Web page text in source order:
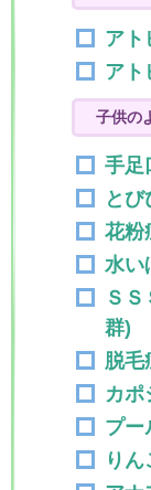
アト
アト
子供の
手足
とび
花粉
水い
Ｓ
群)
脱毛
カポ
プー
りん